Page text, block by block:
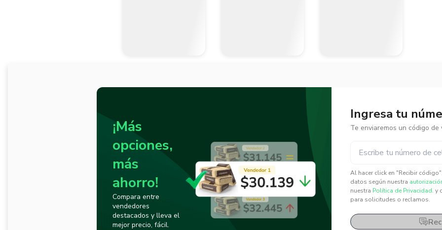
¡Más
opciones,
más
ahorro!
Compara entre
vendedores
destacados y lleva el
mejor precio, fácil.
Ingresa tu
Te enviaremos un código de
Al hacer click en "Recibir
datos según nuestra
nuestra Política de Privacidad. y
para solicitudes o reclamos.